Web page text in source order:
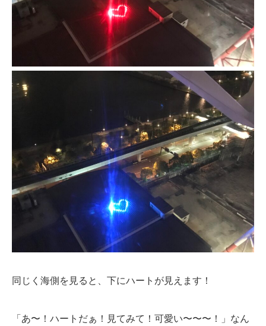
同じく海側を見ると、下にハートが見えます！
「あ〜！ハートだぁ！見てみて！可愛い〜〜〜！」なん